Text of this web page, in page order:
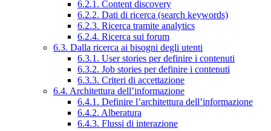
6.2.1. Content discovery
6.2.2. Dati di ricerca (search keywords)
6.2.3. Ricerca tramite analytics
6.2.4. Ricerca sui forum
6.3. Dalla ricerca ai bisogni degli utenti
6.3.1. User stories per definire i contenuti
6.3.2. Job stories per definire i contenuti
6.3.3. Criteri di accettazione
6.4. Architettura dell’informazione
6.4.1. Definire l’architettura dell’informazione
6.4.2. Alberatura
6.4.3. Flussi di interazione